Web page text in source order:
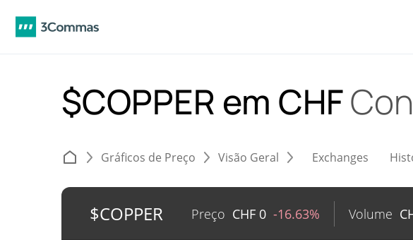
$COPPER em CHF
Gráficos de Preço Visão Geral Exchanges
$COPPER Preço CHF 0 -16.63% Volume